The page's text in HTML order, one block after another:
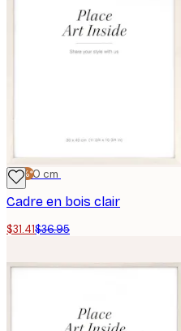
-15%*
30x40 cm
Cadre en bois clair
$31.41$36.95